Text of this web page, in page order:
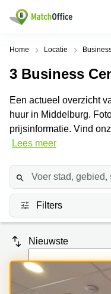
Huren / Verhuren
Productpagina's
Kantoorruimten
Business
Centers
Coworking
Vergaderruimten
Virtueel
Kantoor
Bedrijfsruimte
Populaire
Alkmaar
Amsterdam
Oost
Amsterdam
Westpoort
Bergen
op
Zoom
Amersfoort
Breda
Populaire
Kantoorruimte
in Breda
Kantoor
Bergen
op
Zoom
Kantoor
huren
Kantoor
huren
Bodegraven-
Reeuwijk
Help
Over ons
Voeg je kantoorruimte
Huurprijs
Log in
Home Locatie
3 Business
Een actueel overzicht
huur in Middelburg.
prijsinformatie. Vind
Lees meer
Filters
Nieuwste
Speciale aanbieding